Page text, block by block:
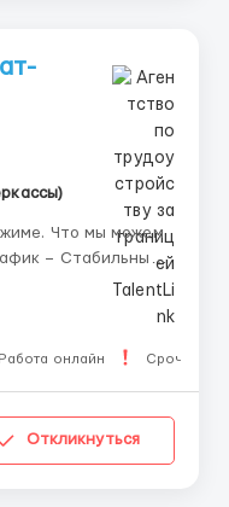
можем
– Стабильный
Чем ты
с клиентами
простым
Работа онлайн Срочная
Откликнуться